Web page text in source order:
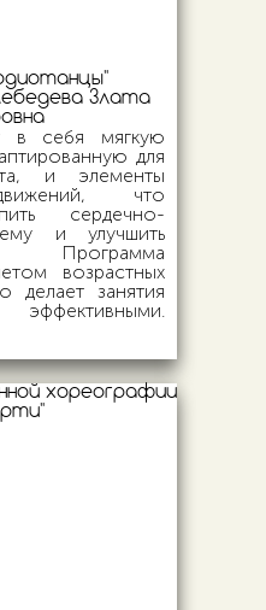
Злата
в себя мягкую
для
и элементы
что
сердечно-
и улучшить
Программа
возрастных
делает занятия